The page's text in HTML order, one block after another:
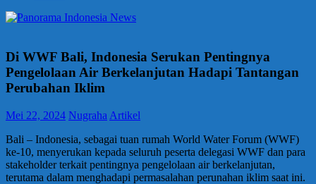
Di WWF Bali, Indonesia Serukan Pentingnya
Pengelolaan Air Berkelanjutan Hadapi Tantangan
Perubahan Iklim
Mei 22, 2024 Nugraha Artikel
Bali – Indonesia, sebagai tuan rumah World Water Forum (WWF)
ke-10, menyerukan kepada seluruh peserta delegasi WWF dan para
stakeholder terkait pentingnya pengelolaan air berkelanjutan,
terutama dalam menghadapi permasalahan perunahan iklim saat ini.